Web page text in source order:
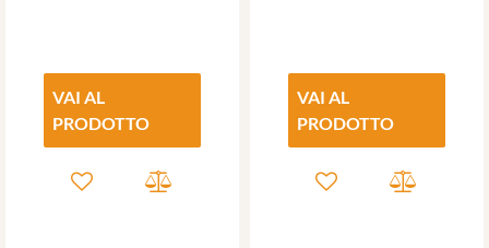
VAI AL
PRODOTTO
VAI AL
PRODOTTO